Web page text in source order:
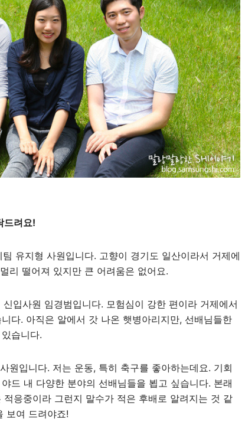
드려요!
유지형 사원입니다. 고향이 경기도 일산이라서 거제에
리 떨어져 있지만 큰 어려움은 없어요.
입사원 임경범입니다. 모험심이 강한 편이라 거제에서
다. 아직은 알에서 갓 나온 햇병아리지만, 선배님들한
습니다.
원입니다. 저는 운동, 특히 축구를 좋아하는데요. 기회
드 내 다양한 분야의 선배님들을 뵙고 싶습니다. 본래
응중이라 그런지 말수가 적은 후배로 알려지는 것 같
보여 드려야죠!